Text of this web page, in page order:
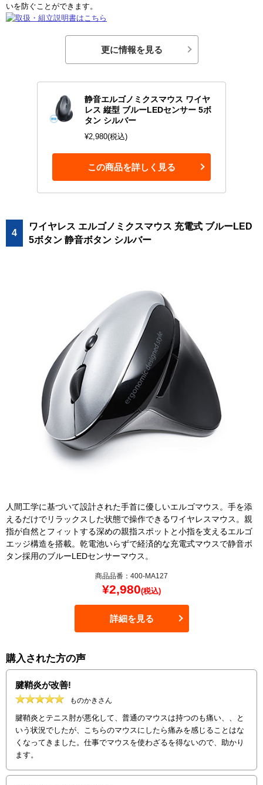
いを防ぐことができます。
更に情報を見る
静音エルゴノミクスマウス ワイヤ
レス 縦型 ブルーLEDセンサー 5ボ
タン シルバー
¥2,980(税込)
この商品を詳しく見る
4
ワイヤレス エルゴノミクスマウス 充電式 ブルーLED
5ボタン 静音ボタン シルバー
人間工学に基づいて設計された手首に優しいエルゴマウス。手を添
えるだけでリラックスした状態で操作できるワイヤレスマウス。親
指が自然とフィットする深めの親指スポットと小指を支えるエルゴ
エッジ構造を搭載。乾電池いらずで経済的な充電式マウスで静音ボ
タン採用のブルーLEDセンサーマウス。
商品品番：400-MA127
¥2,980(税込)
詳細を見る
購入された方の声
腱鞘炎が改善!
ものかきさん
腱鞘炎とテニス肘が悪化して、普通のマウスは持つのも痛い、、と
いう状況でしたが、こちらのマウスにしたら痛みを感じることはな
くなってきました。仕事でマウスを使わざるを得ないので、助かり
ます。